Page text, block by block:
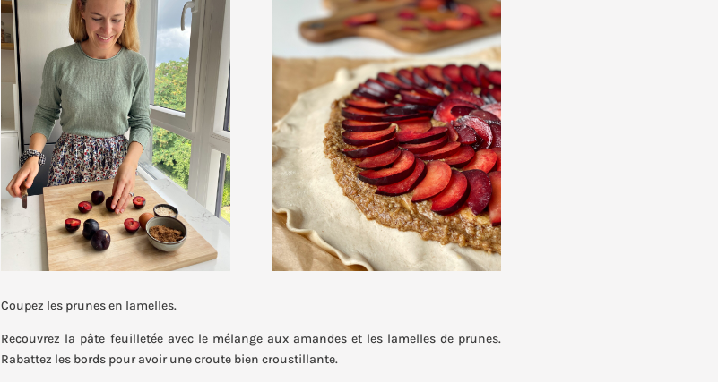
Coupez les prunes en lamelles.
Recouvrez la pâte feuilletée avec le mélange aux amandes et les lamelles de prunes.
Rabattez les bords pour avoir une croute bien croustillante.